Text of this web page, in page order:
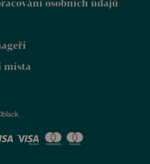
osobních údajů
místa